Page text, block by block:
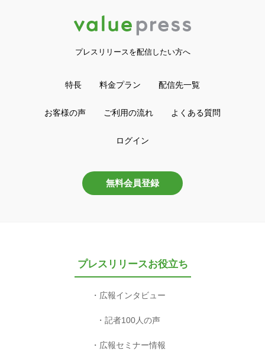
プレスリリースを配信したい方へ
特長 料金プラン 配信先一覧
お客様の声 ご利用の流れ よくある質問
ログイン
無料会員登録
プレスリリースお役立ち
広報インタビュー
記者100人の声
広報セミナー情報